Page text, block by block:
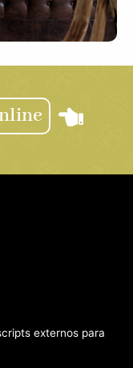
externos para